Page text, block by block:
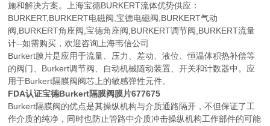
施和解决方案。上海宝德BURKERT流体优势供应：
BURKERT,BURKERT电磁阀,宝德电磁阀,BURKERT气动
阀,BURKERT角座阀,宝德角座阀,BURKERT调节阀,BURKERT流量
计--如需购买，欢迎咨询上海韦信公司
Burkert膜片是应用于流量、压力、差动、液位、恒温体积热补偿等
的阀门、Burkert调节阀、自动机械随动装置、开关和计数器中。应
用于Burkert隔膜阀阀芯上的敏感弹性元件。
FDA认证宝德Burkert隔膜阀膜片677675
Burkert隔膜阀的优点是其操纵机构与介质通路隔开，不但保证了工
作介质的纯净，同时也防止管路中介质冲击操纵机构工作部件的可能